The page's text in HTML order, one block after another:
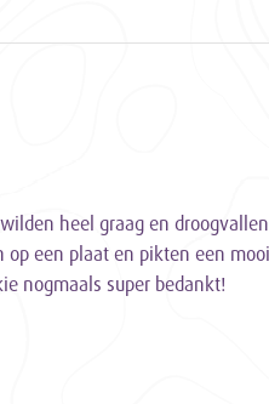
heel graag en
op een plaat en pikten een
nogmaals super bedankt!